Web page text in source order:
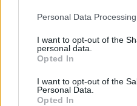
Personal Data
I want to opt-out of the
personal data.
Opted In
I want to opt-out of the
Personal Data.
Opted In
II in occasione del
morte del re d'Italia.